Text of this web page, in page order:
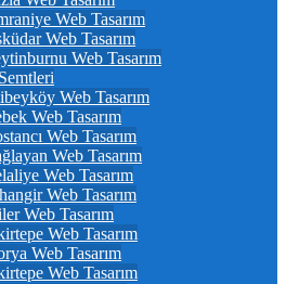
Web Tasarım
Web Tasarım
Web Tasarım
Web Tasarım
Web Tasarım
Web Tasarım
Web Tasarım
Web Tasarım
Web Tasarım
Web Tasarım
Web Tasarım
Web Tasarım
Web Tasarım